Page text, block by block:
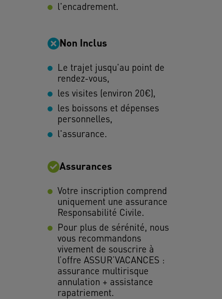
l'encadrement.
Non Inclus
Le trajet jusqu'au point de
rendez-vous,
les visites (environ 20€),
les boissons et dépenses
personnelles,
l'assurance.
Assurances
Votre inscription comprend
uniquement une assurance
Responsabilité Civile.
Pour plus de sérénité, nous
vous recommandons
vivement de souscrire à
l’offre ASSUR’VACANCES :
assurance multirisque
annulation + assistance
rapatriement.